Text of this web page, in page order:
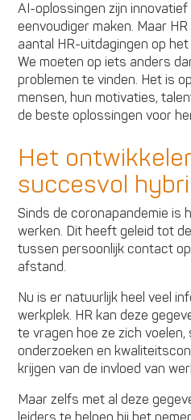
AI-oplossingen zijn
eenvoudiger maken. Maar
aantal HR-uitdagingen op
We moeten op iets anders
problemen te vinden. Het is
mensen, hun motivaties,
de beste oplossingen voor
Het
succesvol
Sinds de coronapandemie is
werken. Dit heeft geleid tot
tussen persoonlijk contact
afstand.
Nu is er natuurlijk heel veel
werkplek. HR kan deze
te vragen hoe ze zich
onderzoeken en
krijgen van de invloed van
Maar zelfs met al deze